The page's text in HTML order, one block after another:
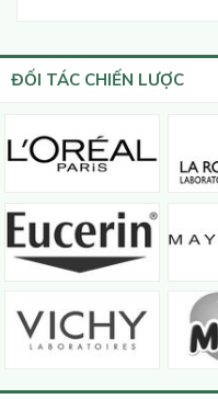
ĐỐI TÁC CHIẾN LƯỢC